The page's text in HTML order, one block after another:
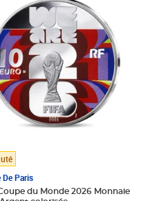
Paris
du Monde 2026 Monnaie